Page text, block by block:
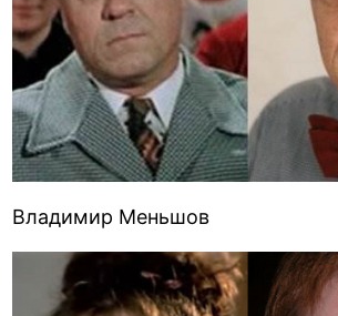
Владимир Меньшов